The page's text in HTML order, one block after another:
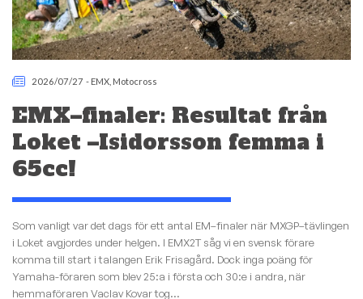
2026/07/27 - EMX Motocross
EMX–finaler: Resultat från
Loket –Isidorsson femma i
65cc!
Som vanligt var det dags för ett antal EM–finaler när MXGP–tävlingen
i Loket avgjordes under helgen. I EMX2T såg vi en svensk förare
komma till start i talangen Erik Frisagård. Dock inga poäng för
Yamaha-föraren som blev 25:a i första och 30:e i andra, när
hemmaföraren Vaclav Kovar tog...